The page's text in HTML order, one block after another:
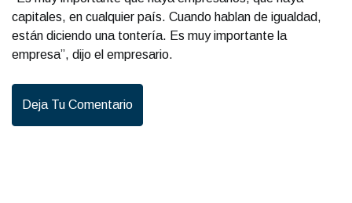
capitales, en cualquier país. Cuando hablan de igualdad,
están diciendo una tontería. Es muy importante la
empresa”, dijo el empresario.
Deja Tu Comentario